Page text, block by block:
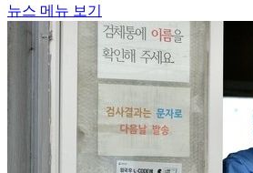
뉴스 메뉴 보기